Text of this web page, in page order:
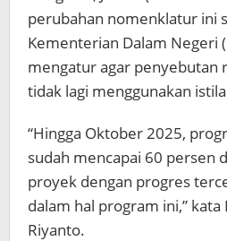
perubahan nomenklatur ini
Kementerian Dalam Negeri
mengatur agar penyebutan
tidak lagi menggunakan
“Hingga Oktober 2025,
sudah mencapai 60 persen
proyek dengan progres
dalam hal program ini,”
Riyanto.